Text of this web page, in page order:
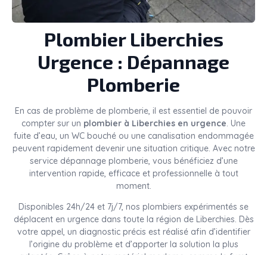
Plombier Liberchies
Urgence : Dépannage
Plomberie
En cas de problème de plomberie, il est essentiel de pouvoir
compter sur un plombier à Liberchies en urgence. Une
fuite d’eau, un WC bouché ou une canalisation endommagée
peuvent rapidement devenir une situation critique. Avec notre
service dépannage plomberie, vous bénéficiez d’une
intervention rapide, efficace et professionnelle à tout
moment.
Disponibles 24h/24 et 7j/7, nos plombiers expérimentés se
déplacent en urgence dans toute la région de Liberchies. Dès
votre appel, un diagnostic précis est réalisé afin d’identifier
l’origine du problème et d’apporter la solution la plus